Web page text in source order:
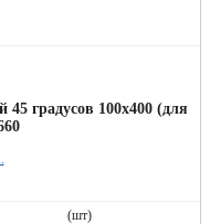
градусов 100x400 (для
(шт)